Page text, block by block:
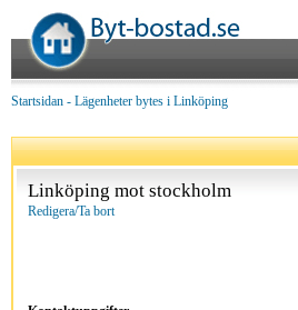
Startsidan - Lägenheter bytes i Linköping
Linköping mot stockholm
Redigera/Ta bort